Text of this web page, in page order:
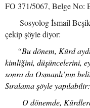
FO 371/5067, Belge No:
Sosyolog İsmail
çekip şöyle diyor:
“Bu dönem, Kürd
kimliğini, düşüncelerini,
sonra da Osmanlı’nın
Sıralama şöyle
O dönemde,